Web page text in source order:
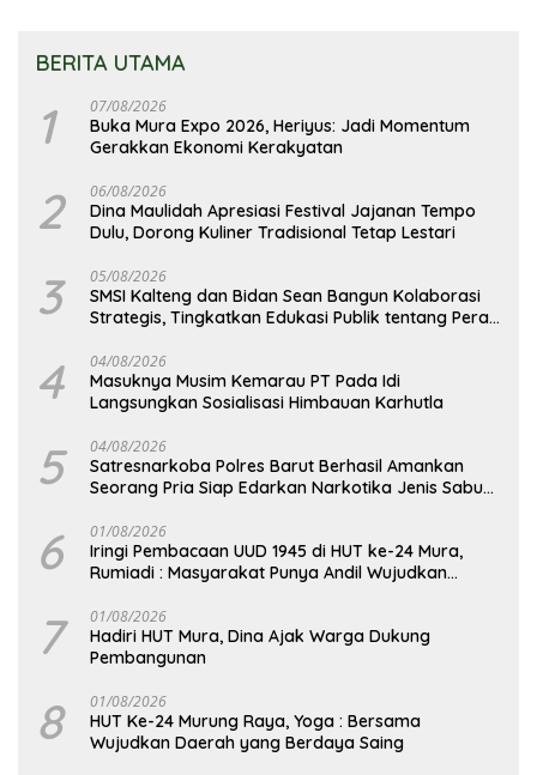
BERITA UTAMA
1 07/08/2026
Buka Mura Expo 2026, Heriyus: Jadi Momentum
Gerakkan Ekonomi Kerakyatan
2 06/08/2026
Dina Maulidah Apresiasi Festival Jajanan Tempo
Dulu, Dorong Kuliner Tradisional Tetap Lestari
3 05/08/2026
SMSI Kalteng dan Bidan Sean Bangun Kolaborasi
Strategis, Tingkatkan Edukasi Publik tentang Peran
4 04/08/2026
Masuknya Musim Kemarau PT Pada Idi
Langsungkan Sosialisasi Himbauan Karhutla
5 04/08/2026
Satresnarkoba Polres Barut Berhasil Amankan
Seorang Pria Siap Edarkan Narkotika Jenis Sabu
6 01/08/2026
Iringi Pembacaan UUD 1945 di HUT ke-24 Mura,
Rumiadi : Masyarakat Punya Andil Wujudkan
7 01/08/2026
Hadiri HUT Mura, Dina Ajak Warga Dukung
Pembangunan
8 01/08/2026
HUT Ke-24 Murung Raya, Yoga : Bersama
Wujudkan Daerah yang Berdaya Saing